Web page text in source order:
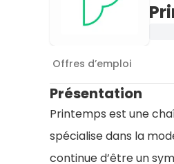
Offres d’emploi
Présentation
Printemps est une
spécialise dans la
continue d’être un